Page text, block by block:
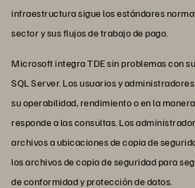
infraestructura sigue los estándares
sector y sus flujos de trabajo de pago.
Microsoft integra TDE sin problemas con
SQL Server. Los usuarios y
su operabilidad, rendimiento o en la
responde a las consultas. Los
archivos a ubicaciones de copia de
los archivos de copia de seguridad para
de conformidad y protección de datos.